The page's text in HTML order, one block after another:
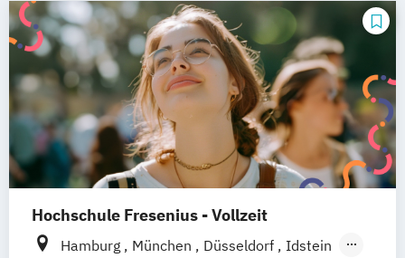
Hochschule Fresenius - Vollzeit
Hamburg München Düsseldorf
Idstein